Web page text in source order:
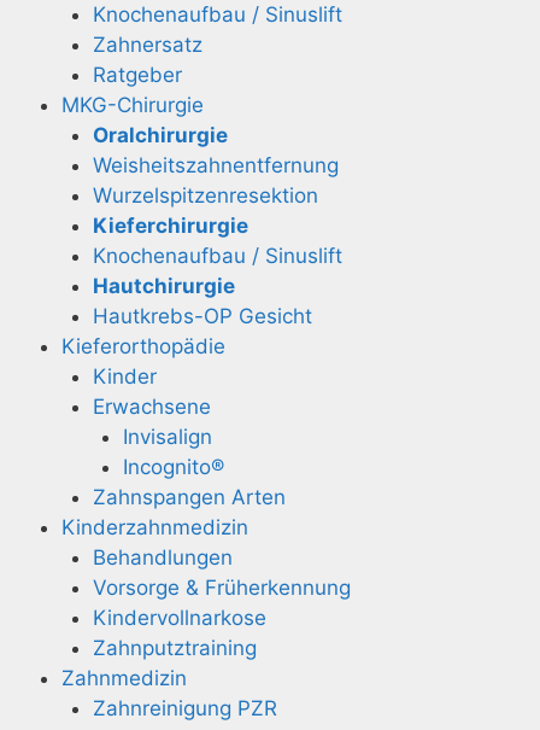
Knochenaufbau / Sinuslift
Zahnersatz
Ratgeber
MKG-Chirurgie
Oralchirurgie
Weisheitszahn­entfernung
Wurzelspitzenresektion
Kieferchirurgie
Knochenaufbau / Sinuslift
Hautchirurgie
Hautkrebs-OP Gesicht
Kieferorthopädie
Kinder
Erwachsene
Invisalign
Incognito®
Zahnspangen Arten
Kinderzahnmedizin
Behandlungen
Vorsorge & Früherkennung
Kindervollnarkose
Zahnputztraining
Zahnmedizin
Zahnreinigung PZR